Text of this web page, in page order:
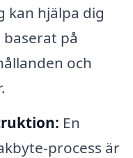
kan hjälpa dig
på
och
En
process är